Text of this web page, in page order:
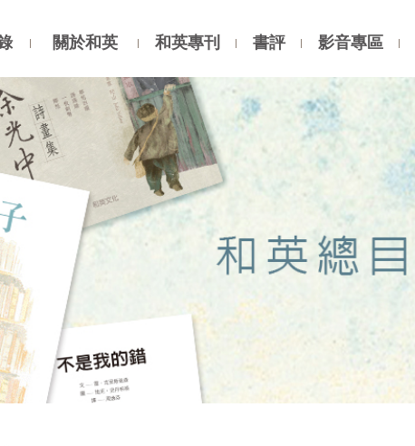
關於和英 和英專刊 書評 影音專區